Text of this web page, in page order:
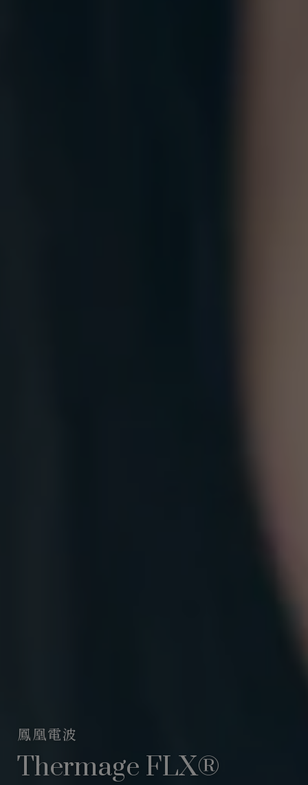
鳳凰電波
Thermage FLX®